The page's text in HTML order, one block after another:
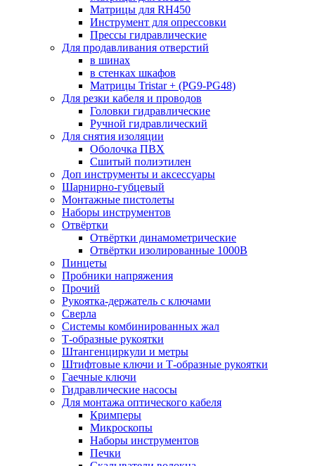
Матрицы для RH450
Инструмент для опрессовки
Прессы гидравлические
Для продавливания отверстий
в шинах
в стенках шкафов
Матрицы Tristar + (PG9-PG48)
Для резки кабеля и проводов
Головки гидравлические
Ручной гидравлический
Для снятия изоляции
Оболочка ПВХ
Сшитый полиэтилен
Доп инструменты и аксессуары
Шарнирно-губцевый
Монтажные пистолеты
Наборы инструментов
Отвёртки
Отвёртки динамометрические
Отвёртки изолированные 1000В
Пинцеты
Пробники напряжения
Прочий
Рукоятка-держатель с ключами
Сверла
Системы комбинированных жал
Т-образные рукоятки
Штангенциркули и метры
Штифтовые ключи и Т-образные рукоятки
Гаечные ключи
Гидравлические насосы
Для монтажа оптического кабеля
Кримперы
Микроскопы
Наборы инструментов
Печки